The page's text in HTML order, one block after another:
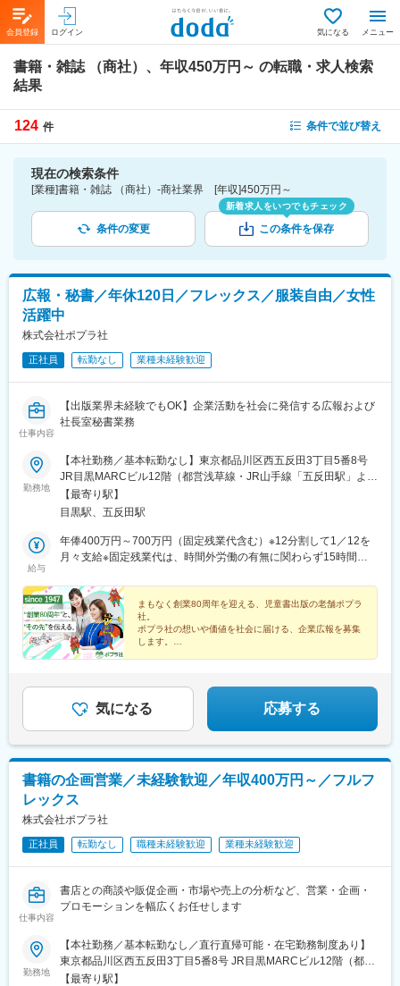
会員登録 ログイン 気になる メニュー
書籍・雑誌 （商社）、年収450万円～ の転職・求人検索
結果
124 件 条件で並び替え
現在の検索条件
[業種]書籍・雑誌 （商社）-商社業界 [年収]450万円～
条件の変更
新着求人をいつでもチェック
この条件を保存
広報・秘書／年休120日／フレックス／服装自由／女性
活躍中
株式会社ポプラ社
正社員 転勤なし 業種未経験歓迎
仕事内容
【出版業界未経験でもOK】企業活動を社会に発信する広報および
社長室秘書業務
勤務地
【本社勤務／基本転勤なし】東京都品川区西五反田3丁目5番8号
JR目黒MARCビル12階（都営浅草線・JR山手線「五反田駅」より
徒歩10分）
【最寄り駅】
目黒駅、五反田駅
給与
年俸400万円～700万円（固定残業代含む）※12分割して1／12を
月々支給※固定残業代は、時間外労働の有無に関わらず15時間分
上記を超える法定時間外労働分は追加で支給
まもなく創業80周年を迎える、児童書出版の老舗ポプラ
社。
ポプラ社の想いや価値を社会に届ける、企業広報を募集
します。
◎女性活躍中／産休育休取得率100％
気になる 応募する
書籍の企画営業／未経験歓迎／年収400万円～／フルフ
レックス
株式会社ポプラ社
正社員 転勤なし 職種未経験歓迎 業種未経験歓迎
仕事内容
書店との商談や販促企画・市場や売上の分析など、営業・企画・
プロモーションを幅広くお任せします
勤務地
【本社勤務／基本転勤なし／直行直帰可能・在宅勤務制度あり】
東京都品川区西五反田3丁目5番8号 JR目黒MARCビル12階（都営
浅草線・JR山手線「五反田駅」より徒歩10分）※宿泊を伴う出張
【最寄り駅】